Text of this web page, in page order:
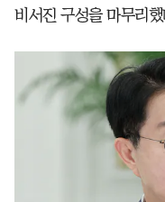
비서진 구성을 마무리